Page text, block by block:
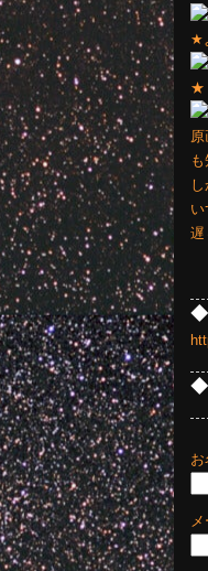
★
★
も
遅
◆
◆